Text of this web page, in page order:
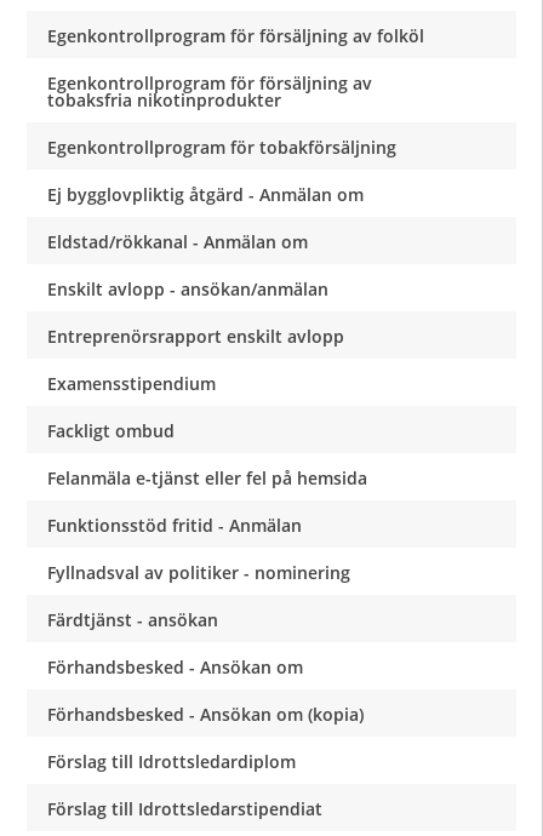
Egenkontrollprogram för försäljning av folköl
Egenkontrollprogram för försäljning av
tobaksfria nikotinprodukter
Egenkontrollprogram för tobakförsäljning
Ej bygglovpliktig åtgärd - Anmälan om
Eldstad/rökkanal - Anmälan om
Enskilt avlopp - ansökan/anmälan
Entreprenörsrapport enskilt avlopp
Examensstipendium
Fackligt ombud
Felanmäla e-tjänst eller fel på hemsida
Funktionsstöd fritid - Anmälan
Fyllnadsval av politiker - nominering
Färdtjänst - ansökan
Förhandsbesked - Ansökan om
Förhandsbesked - Ansökan om (kopia)
Förslag till Idrottsledardiplom
Förslag till Idrottsledarstipendiat